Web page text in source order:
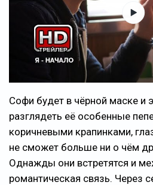
Софи будет в чёрной маске и
разглядеть её особенные
коричневыми крапинками,
не сможет больше ни о чём
Однажды они встретятся и
романтическая связь. Через